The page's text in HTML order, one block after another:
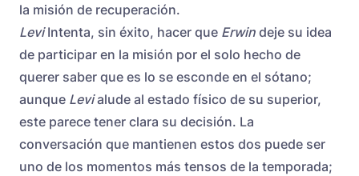
la misión de recuperación.
LeviIntenta, sin éxito, hacer que Erwin deje su idea
de participar en la misión por el solo hecho de
querer saber que es lo se esconde en el sótano;
aunque Levialude al estado físico de su superior,
este parece tener clara su decisión. La
conversación que mantienen estos dos puede ser
uno de los momentos más tensos de la temporada;